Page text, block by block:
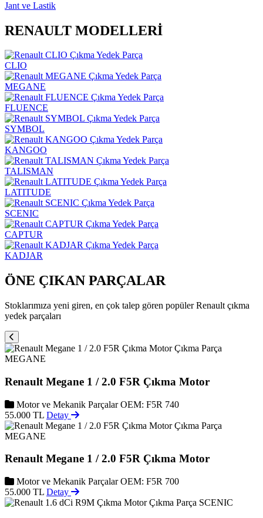
Jant ve Lastik
RENAULT MODELLERİ
CLIO
MEGANE
FLUENCE
SYMBOL
KANGOO
TALISMAN
LATITUDE
SCENIC
CAPTUR
KADJAR
ÖNE ÇIKAN PARÇALAR
Stoklarımıza yeni giren, en çok talep gören popüler Renault çıkma
yedek parçaları
MEGANE
Renault Megane 1 / 2.0 F5R Çıkma Motor
Motor ve Mekanik Parçalar OEM: F5R 740
55.000 TL Detay
MEGANE
Renault Megane 1 / 2.0 F5R Çıkma Motor
Motor ve Mekanik Parçalar OEM: F5R 700
55.000 TL Detay
SCENIC